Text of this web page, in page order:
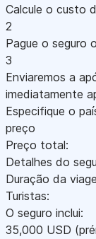
Calcule o custo
2
Pague o seguro
3
Enviaremos a
imediatamente
Especifique o
preço
Preço total:
Detalhes do
Duração da
Turistas:
O seguro inclui:
35,000 USD